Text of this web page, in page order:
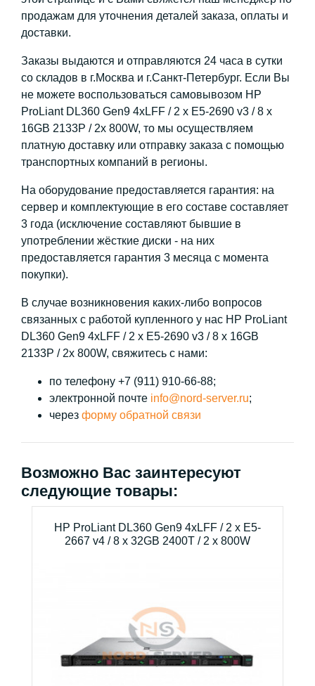
продажам для уточнения деталей заказа, оплаты и
доставки.
Заказы выдаются и отправляются 24 часа в сутки
со складов в г.Москва и г.Санкт-Петербург. Если Вы
не можете воспользоваться самовывозом HP
ProLiant DL360 Gen9 4xLFF / 2 x E5-2690 v3 / 8 x
16GB 2133P / 2x 800W, то мы осуществляем
платную доставку или отправку заказа с помощью
транспортных компаний в регионы.
На оборудование предоставляется гарантия: на
сервер и комплектующие в его составе составляет
3 года (исключение составляют бывшие в
употреблении жёсткие диски - на них
предоставляется гарантия 3 месяца с момента
покупки).
В случае возникновения каких-либо вопросов
связанных с работой купленного у нас HP ProLiant
DL360 Gen9 4xLFF / 2 x E5-2690 v3 / 8 x 16GB
2133P / 2x 800W, свяжитесь с нами:
по телефону +7 (911) 910-66-88;
электронной почте info@nord-server.ru;
через форму обратной связи
Возможно Вас заинтересуют
следующие товары:
HP ProLiant DL360 Gen9 4xLFF / 2 x E5-
2667 v4 / 8 x 32GB 2400T / 2 x 800W